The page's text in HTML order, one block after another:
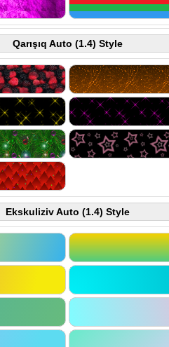
Qarışıq Auto (1.4) Style
Ekskuliziv Auto (1.4) Style